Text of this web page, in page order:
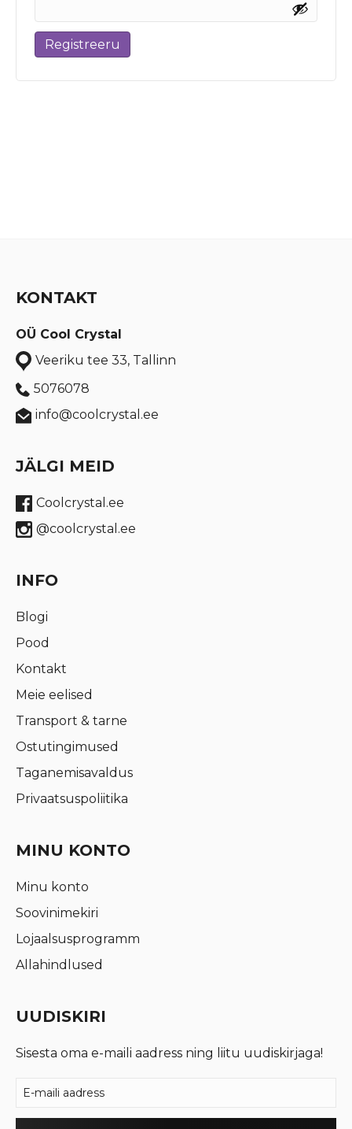
Registreeru
KONTAKT
OÜ Cool Crystal
Veeriku tee 33, Tallinn
5076078
info@coolcrystal.ee
JÄLGI MEID
Coolcrystal.ee
@coolcrystal.ee
INFO
Blogi
Pood
Kontakt
Meie eelised
Transport & tarne
Ostutingimused
Taganemisavaldus
Privaatsuspoliitika
MINU KONTO
Minu konto
Soovinimekiri
Lojaalsusprogramm
Allahindlused
UUDISKIRI
Sisesta oma e-maili aadress ning liitu uudiskirjaga!